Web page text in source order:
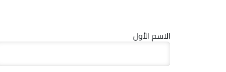
الاسم الأول